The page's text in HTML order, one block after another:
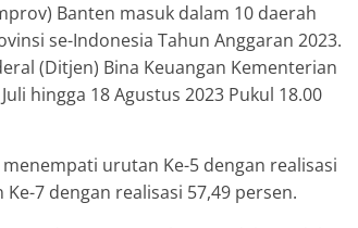
Banten masuk dalam 10 daerah
se-Indonesia Tahun Anggaran 2023.
(Ditjen) Bina Keuangan Kementerian
hingga 18 Agustus 2023 Pukul 18.00
urutan Ke-5 dengan realisasi
7 dengan realisasi 57,49 persen.